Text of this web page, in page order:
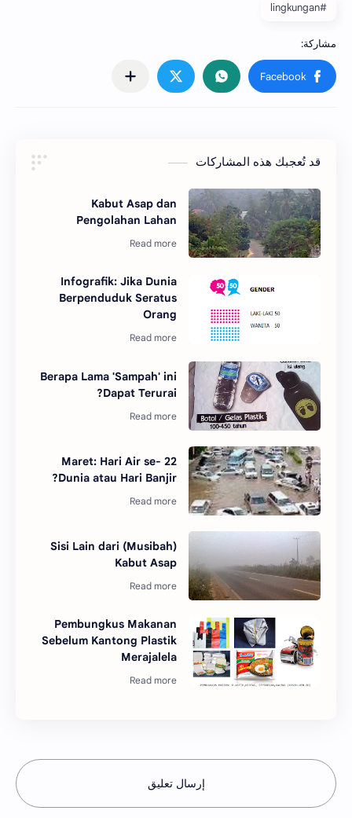
#lingkungan
قد تُعجبك هذه المشاركات
Kabut Asap dan
Pengolahan Lahan
Infografik: Jika Dunia
Berpenduduk Seratus
Orang
Berapa Lama 'Sampah' ini
Dapat Terurai?
22 Maret: Hari Air se-
Dunia atau Hari Banjir?
Sisi Lain dari (Musibah)
Kabut Asap
Pembungkus Makanan
Sebelum Kantong Plastik
Merajalela
إرسال تعليق